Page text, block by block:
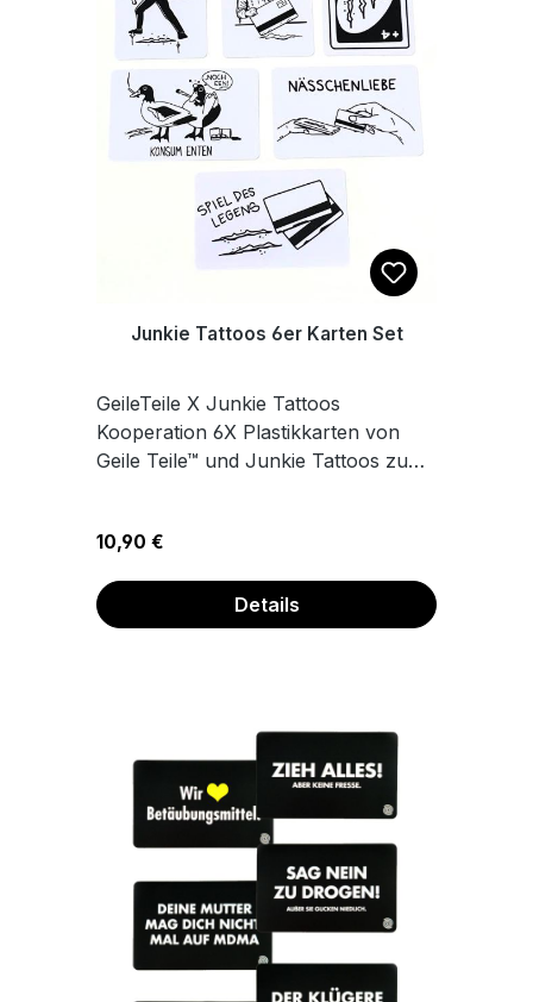
Größe M.
Junkie Tattoos 6er Karten Set
GeileTeile X Junkie Tattoos
Kooperation 6X Plastikkarten von
Geile Teile™ und Junkie Tattoos zum
Regulärer Preis:
10,90 €
Details